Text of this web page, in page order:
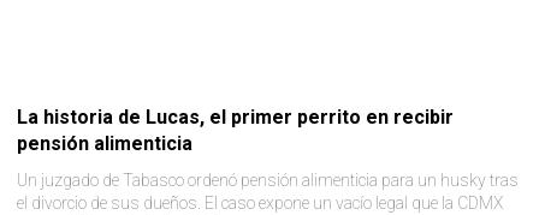
La historia de Lucas, el primer perrito en recibir
pensión alimenticia
Un juzgado de Tabasco ordenó pensión alimenticia para un husky tras
el divorcio de sus dueños. El caso expone un vacío legal que la CDMX